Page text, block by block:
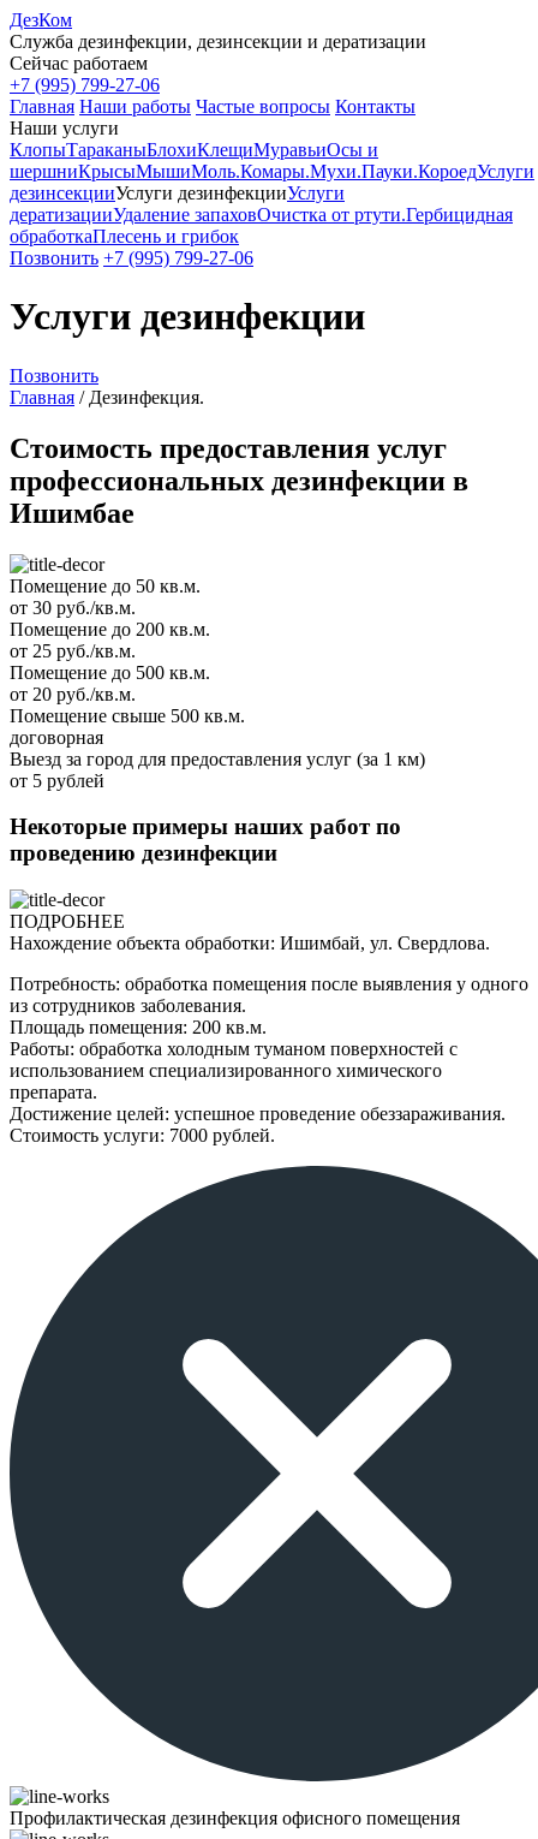
ДезКом
Служба дезинфекции, дезинсекции и дератизации
Сейчас работаем
+7 (995) 799-27-06
Главная Наши работы Частые вопросы Контакты
Наши услуги
КлопыТараканыБлохиКлещиМуравьиОсы и
шершниКрысыМышиМоль.Комары.Мухи.Пауки.КороедУслуги
дезинсекцииУслуги дезинфекцииУслуги
дератизацииУдаление запаховОчистка от ртути.Гербицидная
обработкаПлесень и грибок
Позвонить +7 (995) 799-27-06
Услуги дезинфекции
Позвонить
Главная / Дезинфекция.
Стоимость предоставления услуг
профессиональных дезинфекции в
Ишимбае
Помещение до 50 кв.м.
от 30 руб./кв.м.
Помещение до 200 кв.м.
от 25 руб./кв.м.
Помещение до 500 кв.м.
от 20 руб./кв.м.
Помещение свыше 500 кв.м.
договорная
Выезд за город для предоставления услуг (за 1 км)
от 5 рублей
Некоторые примеры наших работ по
проведению дезинфекции
ПОДРОБНЕЕ
Нахождение объекта обработки: Ишимбай, ул. Свердлова.
Потребность: обработка помещения после выявления у одного
из сотрудников заболевания.
Площадь помещения: 200 кв.м.
Работы: обработка холодным туманом поверхностей с
использованием специализированного химического
препарата.
Достижение целей: успешное проведение обеззараживания.
Стоимость услуги: 7000 рублей.
Профилактическая дезинфекция офисного помещения